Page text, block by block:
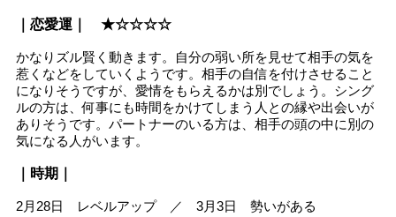
｜恋愛運｜ ★☆☆☆☆
かなりズル賢く動きます。自分の弱い所を見せて相手の気を
惹くなどをしていくようです。相手の自信を付けさせること
になりそうですが、愛情をもらえるかは別でしょう。シング
ルの方は、何事にも時間をかけてしまう人との縁や出会いが
ありそうです。パートナーのいる方は、相手の頭の中に別の
気になる人がいます。
｜時期｜
2月28日 レベルアップ ／ 3月3日 勢いがある